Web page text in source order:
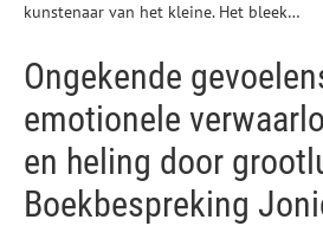
kunstenaar van het kleine. Het bleek…
Ongekende
emotionele
en heling door
Boekbespreking